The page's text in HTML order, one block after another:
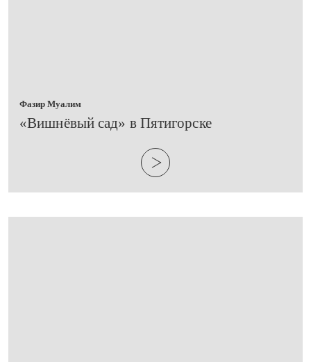
Фазир Муалим
​«Вишнёвый сад» в Пятигорске